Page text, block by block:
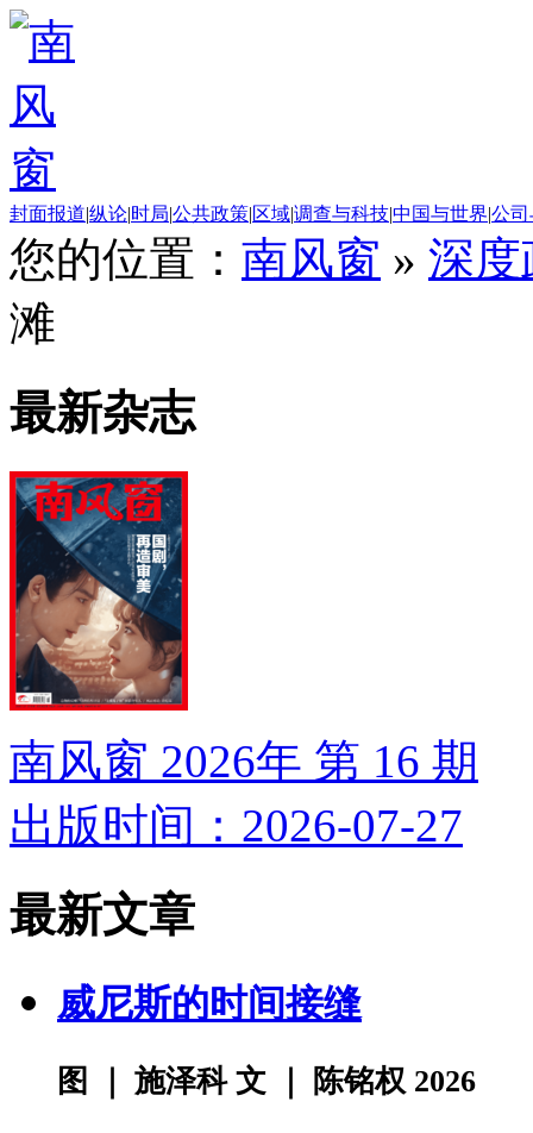
封面报道|纵论|时局|公共政策|区域|调查与科技|中国与世界|公
您的位置： 南风窗 » 深度
滩
最新杂志
南风窗 2026年 第 16 期
出版时间：2026-07-27
最新文章
威尼斯的时间接缝
图 ｜ 施泽科 文 ｜ 陈铭权 2026